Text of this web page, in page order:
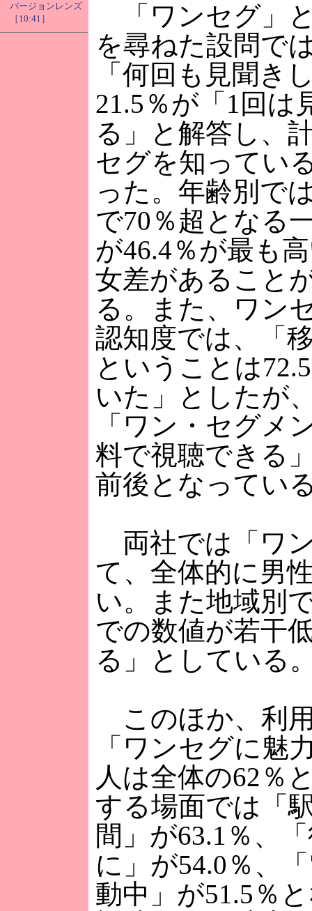
バージョンレンズ
［10:41］
「ワンセグ」
を尋ねた設問で
「何回も見聞き
21.5％が「1回は
る」と解答し、
セグを知ってい
った。年齢別で
で70％超となる
が46.4％が最も
女差があること
る。また、ワン
認知度では、「
ということは
いた」としたが
「ワン・セグメ
料で視聴できる
前後となってい
両社では「ワ
て、全体的に男
い。また地域別
での数値が若干
る」としている
このほか、利
「ワンセグに魅
人は全体の62％
する場面では「
間」が63.1％、
に」が54.0％、
動中」が51.5％